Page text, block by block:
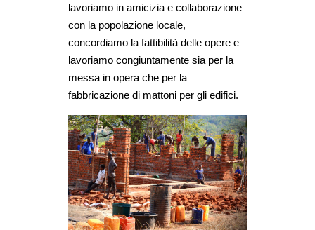
lavoriamo in amicizia e collaborazione
con la popolazione locale,
concordiamo la fattibilità delle opere e
lavoriamo congiuntamente sia per la
messa in opera che per la
fabbricazione di mattoni per gli edifici.